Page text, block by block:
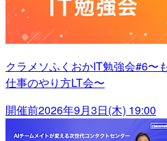
クラメソふくおかIT勉強会#6〜
仕事のやり方LT会〜
開催前2026年9月3日(木) 19:00